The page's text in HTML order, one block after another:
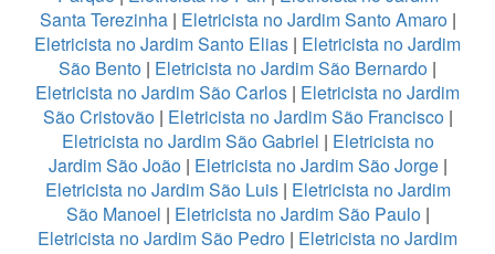
Santa Terezinha| Eletricista no Jardim Santo Amaro|
Eletricista no Jardim Santo Elias | Eletricista no Jardim
São Bento | Eletricista no Jardim São Bernardo |
Eletricista no Jardim São Carlos | Eletricista no Jardim
São Cristovão| Eletricista no Jardim São Francisco|
Eletricista no Jardim São Gabriel | Eletricista no
Jardim São João| Eletricista no Jardim São Jorge|
Eletricista no Jardim São Luis| Eletricista no Jardim
São Manoel | Eletricista no Jardim São Paulo|
Eletricista no Jardim São Pedro | Eletricista no Jardim